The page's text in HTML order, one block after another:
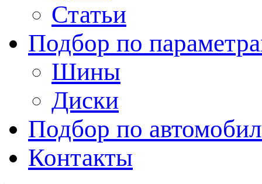
Статьи
Подбор по
Шины
Диски
Подбор по
Контакты